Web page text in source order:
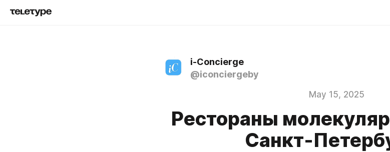
i-Concierge
@iconciergeby
May 15, 2025
Рестораны
Санкт-